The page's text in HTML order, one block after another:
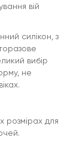
миючим
їх кольори
вій
силікон, з
вибір
не
розмірах для